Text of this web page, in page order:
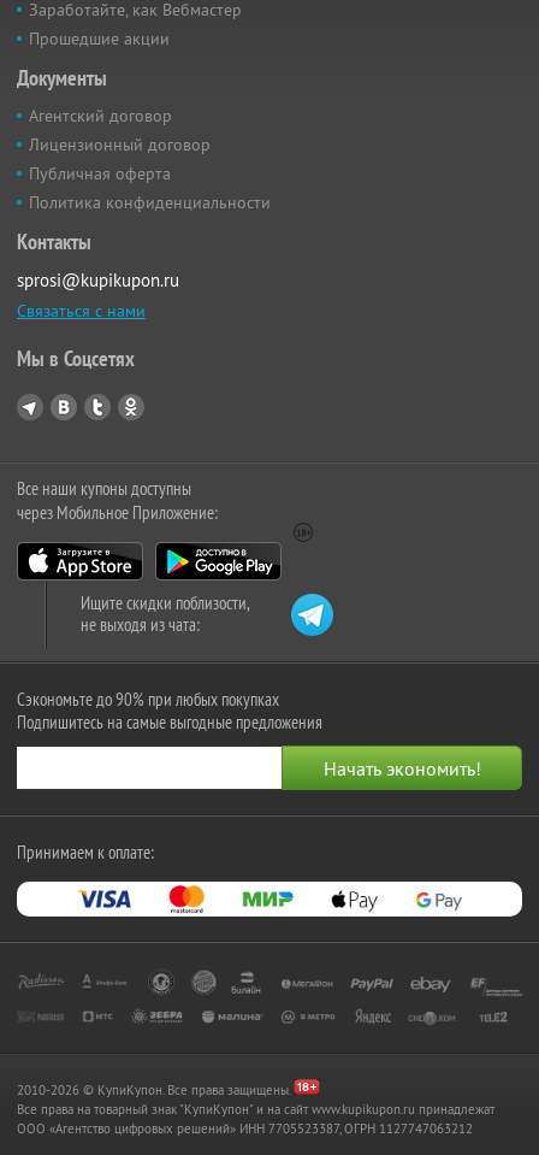
Заработайте, как Вебмастер
Прошедшие акции
Документы
Агентский договор
Лицензионный договор
Публичная оферта
Политика конфиденциальности
Контакты
sprosi@kupikupon.ru
Связаться с нами
Мы в Соцсетях
Все наши купоны доступны
через Мобильное Приложение:
Ищите скидки поблизости,
не выходя из чата:
Сэкономьте до 90% при любых покупках
Подпишитесь на самые выгодные предложения
Принимаем к оплате:
2010-2026 © КупиКупон. Все права защищены.
Все права на товарный знак "КупиКупон" и на сайт www.kupikupon.ru принадлежат
OOO «Агентство цифровых решений» ИНН 7705523387, ОГРН 1127747063212